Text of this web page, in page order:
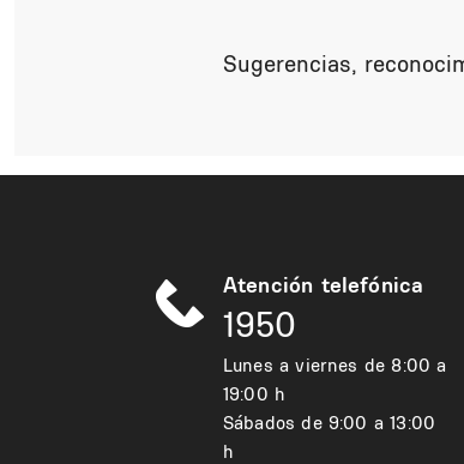
Sugerencias,
Atención telefónica
1950
Lunes a viernes de 8:00 a
19:00 h
Sábados de 9:00 a 13:00
h